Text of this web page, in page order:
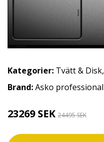
Kategorier: Tvätt & Disk,
Brand:Asko professional
23269 SEK 24495 SEK